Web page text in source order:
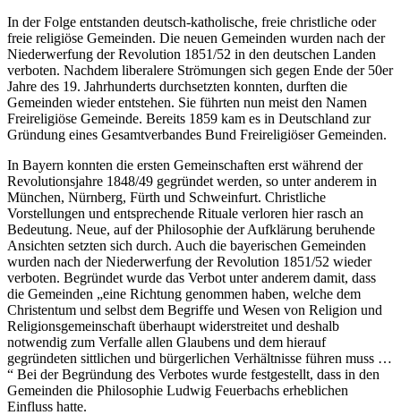
In der Folge entstanden deutsch-katholische, freie christliche oder
freie religiöse Gemeinden. Die neuen Gemeinden wurden nach der
Niederwerfung der Revolution 1851/52 in den deutschen Landen
verboten. Nachdem liberalere Strömungen sich gegen Ende der 50er
Jahre des 19. Jahrhunderts durchsetzten konnten, durften die
Gemeinden wieder entstehen. Sie führten nun meist den Namen
Freireligiöse Gemeinde. Bereits 1859 kam es in Deutschland zur
Gründung eines Gesamtverbandes Bund Freireligiöser Gemeinden.
In Bayern konnten die ersten Gemeinschaften erst während der
Revolutionsjahre 1848/49 gegründet werden, so unter anderem in
München, Nürnberg, Fürth und Schweinfurt. Christliche
Vorstellungen und entsprechende Rituale verloren hier rasch an
Bedeutung. Neue, auf der Philosophie der Aufklärung beruhende
Ansichten setzten sich durch. Auch die bayerischen Gemeinden
wurden nach der Niederwerfung der Revolution 1851/52 wieder
verboten. Begründet wurde das Verbot unter anderem damit, dass
die Gemeinden „eine Richtung genommen haben, welche dem
Christentum und selbst dem Begriffe und Wesen von Religion und
Religionsgemeinschaft überhaupt widerstreitet und deshalb
notwendig zum Verfalle allen Glaubens und dem hierauf
gegründeten sittlichen und bürgerlichen Verhältnisse führen muss …
“ Bei der Begründung des Verbotes wurde festgestellt, dass in den
Gemeinden die Philosophie Ludwig Feuerbachs erheblichen
Einfluss hatte.